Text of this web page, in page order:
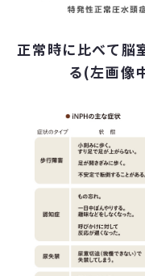
正常時に比べて脳
る(左画像